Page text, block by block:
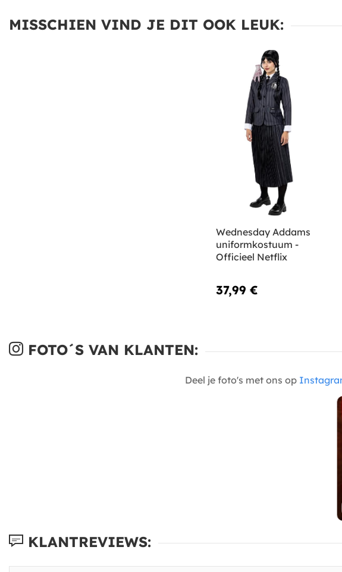
MISSCHIEN VIND JE DIT OOK LEUK:
Wednesday Addams
uniformkostuum -
Officieel Netflix
37,99 €
FOTO´S VAN KLANTEN:
Deel je foto's met ons op
KLANTREVIEWS: